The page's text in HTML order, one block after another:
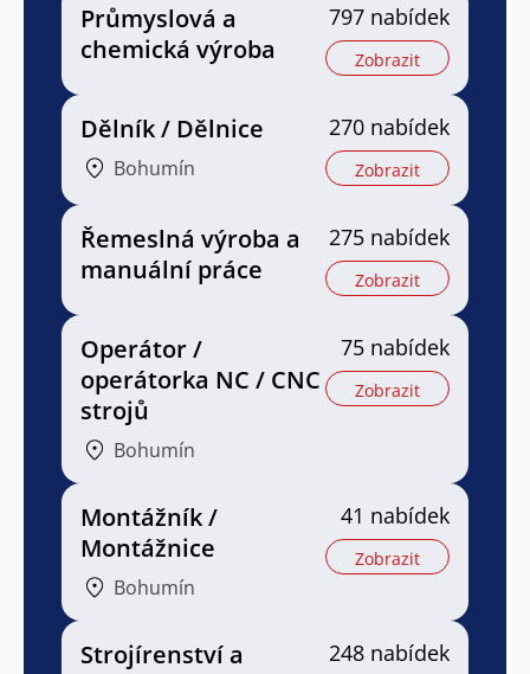
Průmyslová a
chemická výroba
797 nabídek
Zobrazit
Dělník / Dělnice
Bohumín
270 nabídek
Zobrazit
Řemeslná výroba a
manuální práce
275 nabídek
Zobrazit
Operátor /
operátorka NC / CNC
strojů
Bohumín
75 nabídek
Zobrazit
Montážník /
Montážnice
Bohumín
41 nabídek
Zobrazit
Strojírenství a
248 nabídek